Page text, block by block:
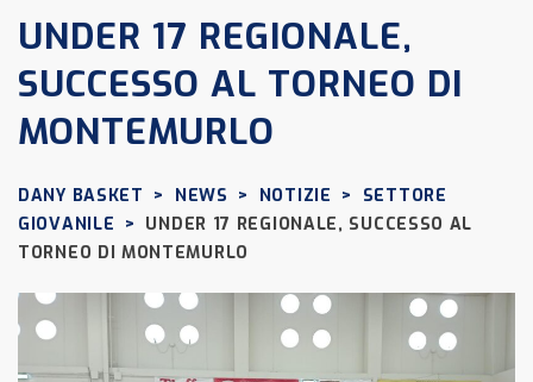
UNDER 17 REGIONALE,
SUCCESSO AL TORNEO DI
MONTEMURLO
DANY BASKET > NEWS > NOTIZIE >
SETTORE
GIOVANILE > UNDER 17 REGIONALE, SUCCESSO AL
TORNEO DI MONTEMURLO